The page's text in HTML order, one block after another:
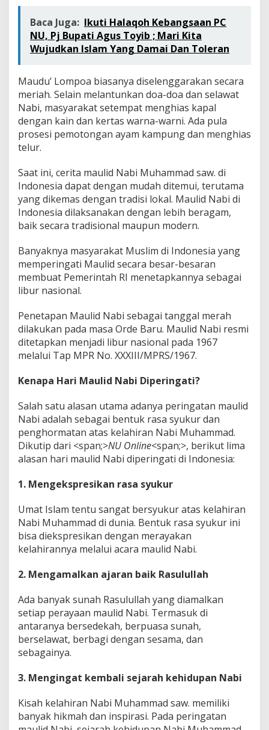
Baca Juga: Ikuti Halaqoh Kebangsaan PC
NU, Pj Bupati Agus Toyib ; Mari Kita
Wujudkan Islam Yang Damai Dan Toleran
Maudu’ Lompoa biasanya diselenggarakan secara
meriah. Selain melantunkan doa-doa dan selawat
Nabi, masyarakat setempat menghias kapal
dengan kain dan kertas warna-warni. Ada pula
prosesi pemotongan ayam kampung dan menghias
telur.
Saat ini, cerita maulid Nabi Muhammad saw. di
Indonesia dapat dengan mudah ditemui, terutama
yang dikemas dengan tradisi lokal. Maulid Nabi di
Indonesia dilaksanakan dengan lebih beragam,
baik secara tradisional maupun modern.
Banyaknya masyarakat Muslim di Indonesia yang
memperingati Maulid secara besar-besaran
membuat Pemerintah RI menetapkannya sebagai
libur nasional.
Penetapan Maulid Nabi sebagai tanggal merah
dilakukan pada masa Orde Baru. Maulid Nabi resmi
ditetapkan menjadi libur nasional pada 1967
melalui Tap MPR No. XXXIII/MPRS/1967.
Kenapa Hari Maulid Nabi Diperingati?
Salah satu alasan utama adanya peringatan maulid
Nabi adalah sebagai bentuk rasa syukur dan
penghormatan atas kelahiran Nabi Muhammad.
Dikutip dari <span;>NU Online<span;>, berikut lima
alasan hari maulid Nabi diperingati di Indonesia:
1. Mengekspresikan rasa syukur
Umat Islam tentu sangat bersyukur atas kelahiran
Nabi Muhammad di dunia. Bentuk rasa syukur ini
bisa diekspresikan dengan merayakan
kelahirannya melalui acara maulid Nabi.
2. Mengamalkan ajaran baik Rasulullah
Ada banyak sunah Rasulullah yang diamalkan
setiap perayaan maulid Nabi. Termasuk di
antaranya bersedekah, berpuasa sunah,
berselawat, berbagi dengan sesama, dan
sebagainya.
3. Mengingat kembali sejarah kehidupan Nabi
Kisah kelahiran Nabi Muhammad saw. memiliki
banyak hikmah dan inspirasi. Pada peringatan